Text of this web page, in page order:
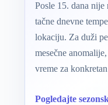
Posle 15. dana
tačne dnevne
lokaciju. Za duži
mesečne
vreme za
Pogledajte